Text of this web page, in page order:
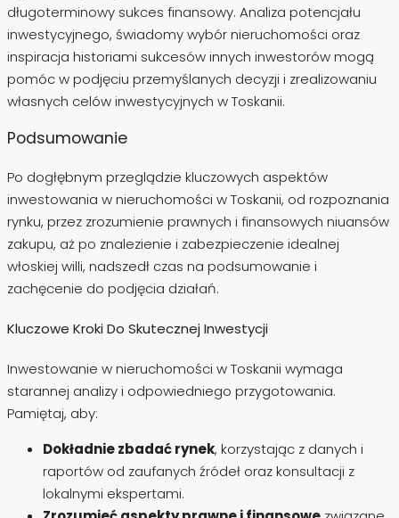
długoterminowy sukces finansowy. Analiza potencjału
inwestycyjnego, świadomy wybór nieruchomości oraz
inspiracja historiami sukcesów innych inwestorów mogą
pomóc w podjęciu przemyślanych decyzji i zrealizowaniu
własnych celów inwestycyjnych w Toskanii.
Podsumowanie
Po dogłębnym przeglądzie kluczowych aspektów
inwestowania w nieruchomości w Toskanii, od rozpoznania
rynku, przez zrozumienie prawnych i finansowych niuansów
zakupu, aż po znalezienie i zabezpieczenie idealnej
włoskiej willi, nadszedł czas na podsumowanie i
zachęcenie do podjęcia działań.
Kluczowe Kroki Do Skutecznej Inwestycji
Inwestowanie w nieruchomości w Toskanii wymaga
starannej analizy i odpowiedniego przygotowania.
Pamiętaj, aby:
Dokładnie zbadać rynek, korzystając z danych i
raportów od zaufanych źródeł oraz konsultacji z
lokalnymi ekspertami.